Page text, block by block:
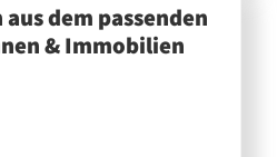
dem passenden
& Immobilien